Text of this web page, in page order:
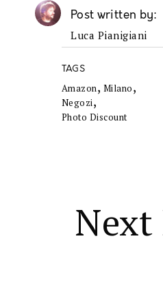
Post written by
Luca Pianigiani
TAGS
Amazon, Milano,
Negozi,
Photo Discount
Next